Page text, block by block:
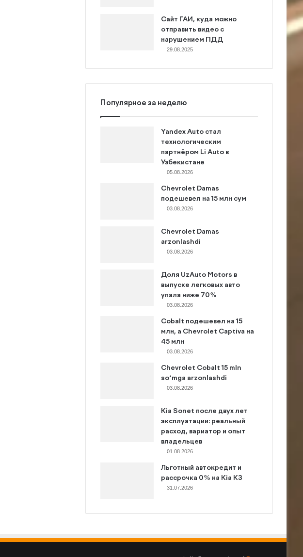
Сайт ГАИ, куда можно
отправить видео с
нарушением ПДД
29.08.2025
Популярное за неделю
Yandex Auto стал
технологическим
партнёром Li Auto в
Узбекистане
05.08.2026
Chevrolet Damas
подешевел на 15 млн сум
03.08.2026
Chevrolet Damas
arzonlashdi
03.08.2026
Доля UzAuto Motors в
выпуске легковых авто
упала ниже 70%
03.08.2026
Cobalt подешевел на 15
млн, а Chevrolet Captiva на
45 млн
03.08.2026
Chevrolet Cobalt 15 mln
so‘mga arzonlashdi
03.08.2026
Kia Sonet после двух лет
эксплуатации: реальный
расход, вариатор и опыт
владельцев
01.08.2026
Льготный автокредит и
рассрочка 0% на Kia K3
31.07.2026